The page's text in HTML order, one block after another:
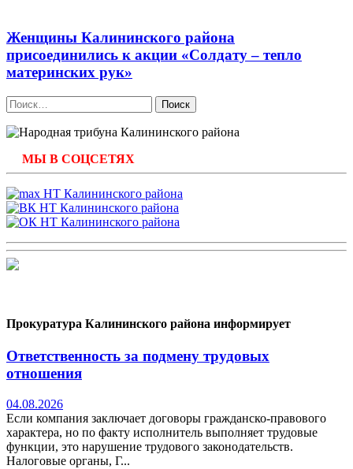
Женщины Калининского района
присоединились к акции «Солдату – тепло
материнских рук»
Найти:
МЫ В СОЦСЕТЯХ
Прокуратура Калининского района информирует
Ответственность за подмену трудовых
отношения
04.08.2026
Если компания заключает договоры гражданско-правового
характера, но по факту исполнитель выполняет трудовые
функции, это нарушение трудового законодательств.
Налоговые органы, Г...